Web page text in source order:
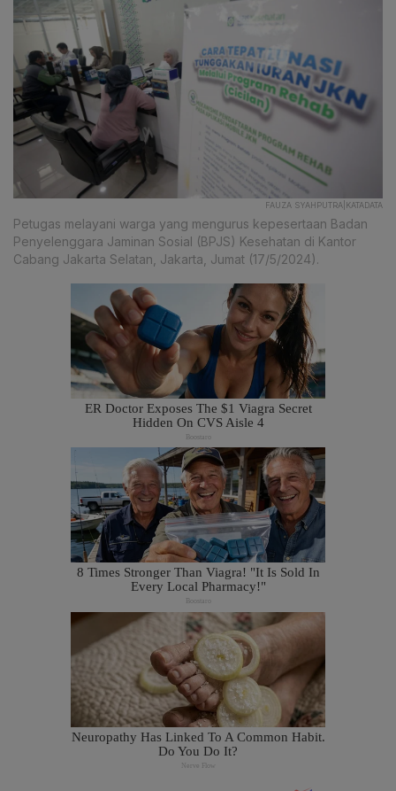
FAUZA SYAHPUTRA|KATADATA
Petugas melayani warga yang mengurus kepesertaan Badan
Penyelenggara Jaminan Sosial (BPJS) Kesehatan di Kantor
Cabang Jakarta Selatan, Jakarta, Jumat (17/5/2024).